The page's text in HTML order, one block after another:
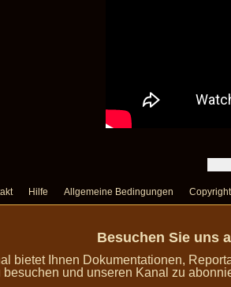
Hilfe Allgemeine Bedingungen Copyright
Besuchen Sie uns
bietet Ihnen Dokumentationen,
besuchen und unseren Kanal zu